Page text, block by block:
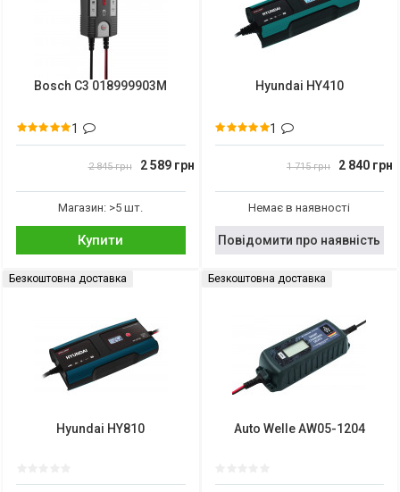
Bosch C3 018999903M
1
2 845 грн 2 589 грн
Магазин: >5 шт.
Купити
Hyundai HY410
1
1 715 грн 2 840 грн
Немає в наявності
Повідомити про наявність
Безкоштовна доставка
Hyundai HY810
Безкоштовна доставка
Auto Welle AW05-1204